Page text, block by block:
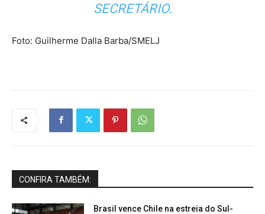
SECRETÁRIO.
Foto: Guilherme Dalla Barba/SMELJ
CONFIRA TAMBÉM:
Brasil vence Chile na estreia do Sul-